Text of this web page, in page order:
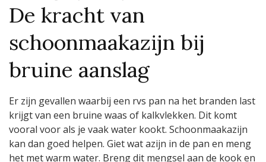
De kracht van
schoonmaakazijn bij
bruine aanslag
Er zijn gevallen waarbij een rvs pan na het branden last
krijgt van een bruine waas of kalkvlekken. Dit komt
vooral voor als je vaak water kookt. Schoonmaakazijn
kan dan goed helpen. Giet wat azijn in de pan en meng
het met warm water. Breng dit mengsel aan de kook en